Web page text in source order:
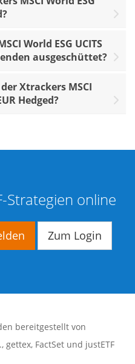
World ESG UCITS
ausgeschüttet?
Xtrackers MSCI
Hedged?
Strategien online
Zum Login
bereitgestellt von
, gettex, FactSet und justETF